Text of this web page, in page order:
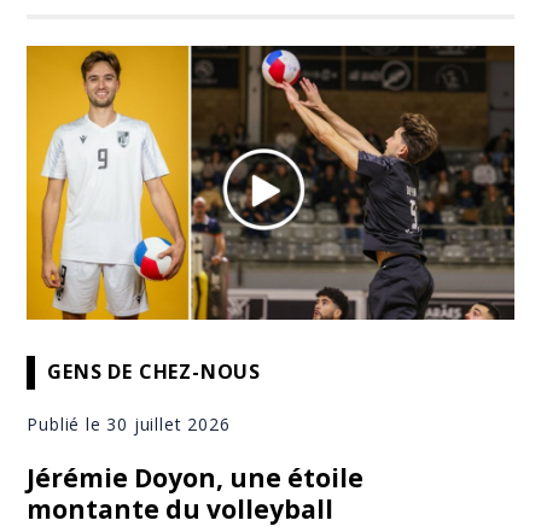
GENS DE CHEZ-NOUS
Publié le 30 juillet 2026
Jérémie Doyon, une étoile
montante du volleyball